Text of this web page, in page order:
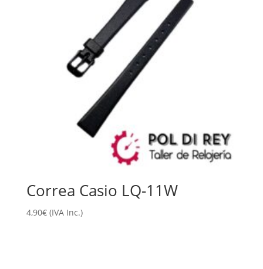
Correa Casio LQ-11W
4,90€ (IVA Inc.)